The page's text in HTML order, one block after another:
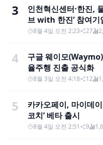
3
인천혁신센터·한진,
브 with 한진’ 참여기
8월 4일 오전 2:23 27
4
구글 웨이모
율주행 진출 공식화
8월 3일 오전 4:18 12
5
카카오페이, 마이데
코치’ 베타 출시
8월 4일 오전 2:51 9